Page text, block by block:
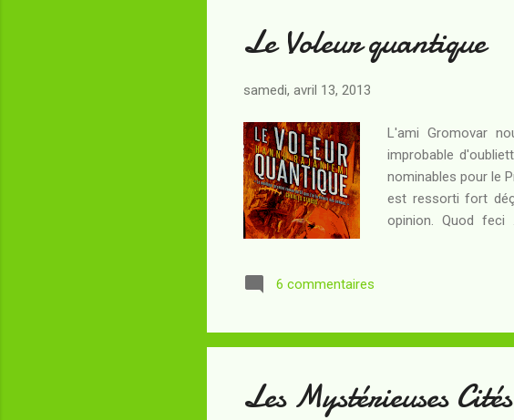
Le Voleur quantique
samedi, avril 13, 2013
L'ami Gromovar
improbable
nominables pour le
est ressorti fort
opinion. Quod
post-humaine. Un
nomade connue
6 commentaires
Les Mystérieuses